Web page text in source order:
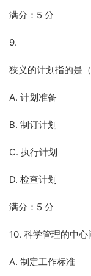
满分：5 分
9.
狭义的计划指的是（
A. 计划准备
B. 制订计划
C. 执行计划
D. 检查计划
满分：5 分
10. 科学管理的中心
A. 制定工作标准